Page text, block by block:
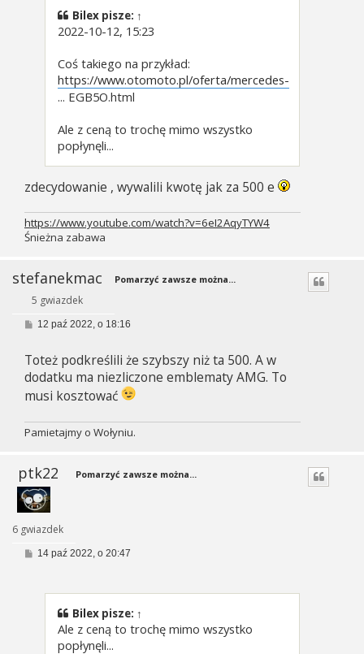
Bilex pisze: ↑
2022-10-12, 15:23
Coś takiego na przykład:
https://www.otomoto.pl/oferta/mercedes-
... EGB5O.html
Ale z ceną to trochę mimo wszystko
popłynęli...
zdecydowanie , wywalili kwotę jak za 500 e
https://www.youtube.com/watch?v=6eI2AqyTYW4
Śnieżna zabawa
stefanekmac
5 gwiazdek
Pomarzyć zawsze można...
P
t
12 paź 2022, o 18:16
Toteż podkreślili że szybszy niż ta 500. A w
dodatku ma niezliczone emblematy AMG. To
musi kosztować
Pamietajmy o Wołyniu.
ptk22
6 gwiazdek
Pomarzyć zawsze można...
P14 paź 2022, o 20:47
Bilex pisze: ↑
Ale z ceną to trochę mimo wszystko
popłynęli...